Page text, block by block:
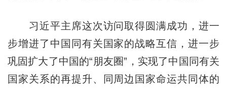
习近平主席这次访问取得圆满成功，进一
步增进了中国同有关国家的战略互信，进一步
巩固扩大了中国的“朋友圈”，实现了中国同有关
国家关系的再提升、同周边国家命运共同体的